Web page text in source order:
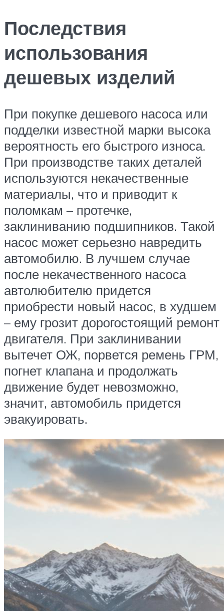
Последствия
использования
дешевых изделий
При покупке дешевого насоса или
подделки известной марки высока
вероятность его быстрого износа.
При производстве таких деталей
используются некачественные
материалы, что и приводит к
поломкам – протечке,
заклиниванию подшипников. Такой
насос может серьезно навредить
автомобилю. В лучшем случае
после некачественного насоса
автолюбителю придется
приобрести новый насос, в худшем
– ему грозит дорогостоящий ремонт
двигателя. При заклинивании
вытечет ОЖ, порвется ремень ГРМ,
погнет клапана и продолжать
движение будет невозможно,
значит, автомобиль придется
эвакуировать.